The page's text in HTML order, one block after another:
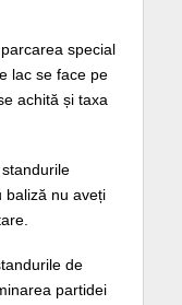
special
lac se face pe
achită și taxa
baliză nu aveți
de
partidei